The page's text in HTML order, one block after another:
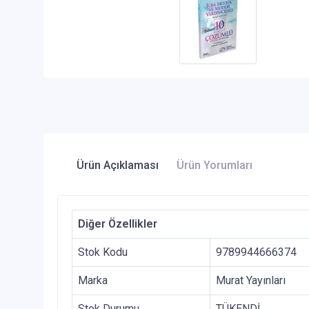
Ürün Açıklaması Ürün Yorumları
Diğer Özellikler
Stok Kodu 9789944666374
Marka Murat Yayınları